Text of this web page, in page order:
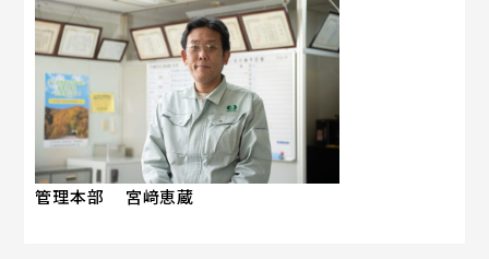
管理本部 宮﨑恵蔵